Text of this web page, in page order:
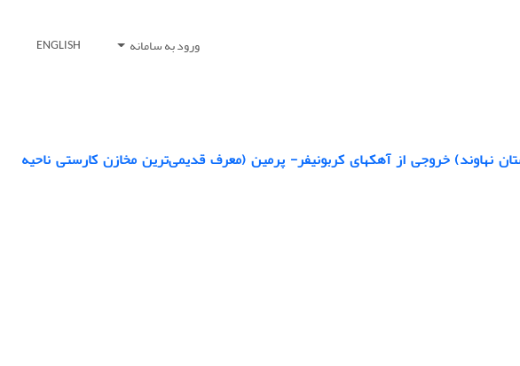
ورود به سامانه ENGLISH
نهاوند) خروجی از آهکهای کربونیفر- پرمین (معرف قدیمی‌ترین مخازن کارستی ناحیه